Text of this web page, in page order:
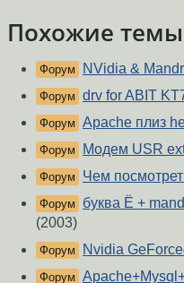
Похожие темы
Форум NVidia &
Форум drv for ABIT
Форум Apache плиз
Форум Модем USR
Форум Чем
Форум
буква Ё +
(2003)
Форум Nvidia
Форум